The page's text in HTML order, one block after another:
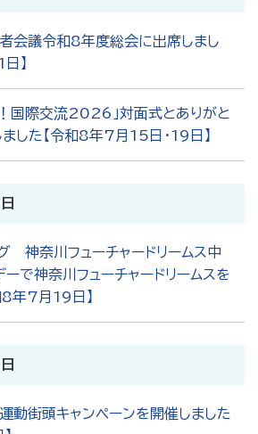
会議令和8年度総会に出席しまし
】
！国際交流2026」対面式とありがと
した【令和8年7月15日・19日】
神奈川フューチャードリームス中
で神奈川フューチャードリームスを
8年7月19日】
動街頭キャンペーンを開催しました